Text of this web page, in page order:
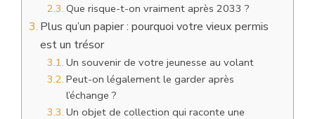
Que risque-t-on vraiment après 2033 ?
Plus qu’un papier : pourquoi votre vieux permis
est un trésor
Un souvenir de votre jeunesse au volant
Peut-on légalement le garder après
l’échange ?
Un objet de collection qui raconte une